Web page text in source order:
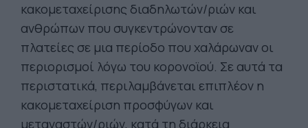
κακομεταχείρισης διαδηλωτών/ριών και
ανθρώπων που συγκεντρώνονταν σε
πλατείες σε μια περίοδο που χαλάρωναν οι
περιορισμοί λόγω του κορονοϊού. Σε αυτά τα
περιστατικά, περιλαμβάνεται επιπλέον η
κακομεταχείριση προσφύγων και
μεταναστών/ριών, κατά τη διάρκεια